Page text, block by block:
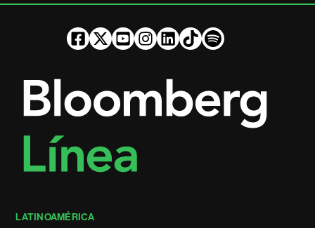
LATINOAMÉRICA